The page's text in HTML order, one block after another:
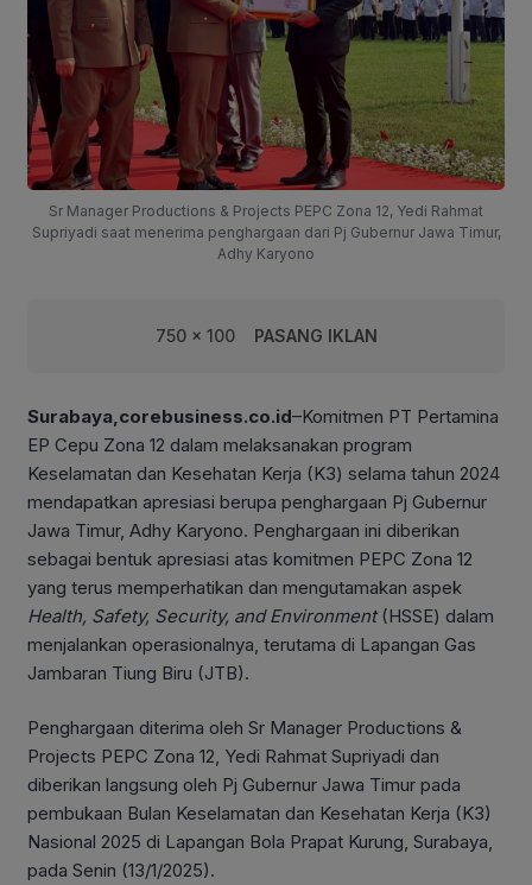
Sr Manager Productions & Projects PEPC Zona 12, Yedi Rahmat
Supriyadi saat menerima penghargaan dari Pj Gubernur Jawa Timur,
Adhy Karyono
750 x 100 PASANG IKLAN
Surabaya,corebusiness.co.id–Komitmen PT Pertamina
EP Cepu Zona 12 dalam melaksanakan program
Keselamatan dan Kesehatan Kerja (K3) selama tahun 2024
mendapatkan apresiasi berupa penghargaan Pj Gubernur
Jawa Timur, Adhy Karyono. Penghargaan ini diberikan
sebagai bentuk apresiasi atas komitmen PEPC Zona 12
yang terus memperhatikan dan mengutamakan aspek
Health, Safety, Security, and Environment(HSSE) dalam
menjalankan operasionalnya, terutama di Lapangan Gas
Jambaran Tiung Biru (JTB).
Penghargaan diterima oleh Sr Manager Productions &
Projects PEPC Zona 12, Yedi Rahmat Supriyadi dan
diberikan langsung oleh Pj Gubernur Jawa Timur pada
pembukaan Bulan Keselamatan dan Kesehatan Kerja (K3)
Nasional 2025 di Lapangan Bola Prapat Kurung, Surabaya,
pada Senin (13/1/2025).